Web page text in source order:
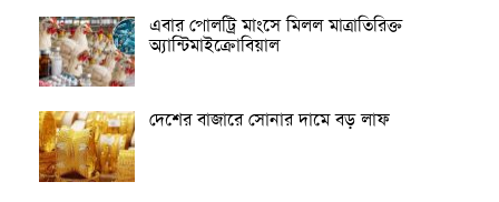
এবার পোলট্রি মাংসে মিলল মাত্রাতিরিক্ত
অ্যান্টিমাইক্রোবিয়াল
দেশের বাজারে সোনার দামে বড় লাফ